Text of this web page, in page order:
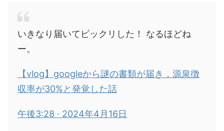
いきなり届いてビックリした！ なるほどね
ー。
【vlog】googleから謎の書類が届き，源泉徴
収率が30%と発覚した話
午後3:28 · 2024年4月16日